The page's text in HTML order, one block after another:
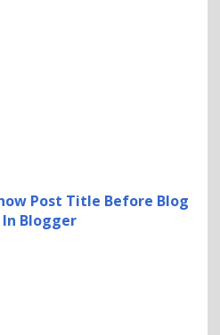
Post Title Before Blog
Blogger